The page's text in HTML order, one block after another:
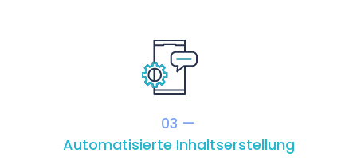
03 —
Automatisierte Inhaltserstellung